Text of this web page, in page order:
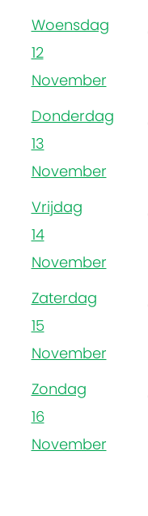
Woensdag
12
November
Donderdag
13
November
Vrijdag
14
November
Zaterdag
15
November
Zondag
16
November